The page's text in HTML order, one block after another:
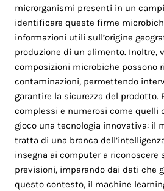
microrganismi presenti in un
identificare queste firme
informazioni utili sull’origine
produzione di un alimento. Inoltre,
composizioni microbiche possono
contaminazioni, permettendo
garantire la sicurezza del prodotto.
complessi e numerosi come quelli
gioco una tecnologia innovativa: il
tratta di una branca
insegna ai computer a riconoscere
previsioni, imparando dai dati che
questo contesto, il machine